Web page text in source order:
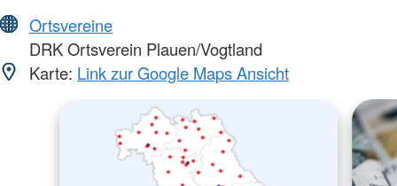
Ortsvereine
DRK Ortsverein Plauen/Vogtland
Karte: Link zur Google Maps Ansicht